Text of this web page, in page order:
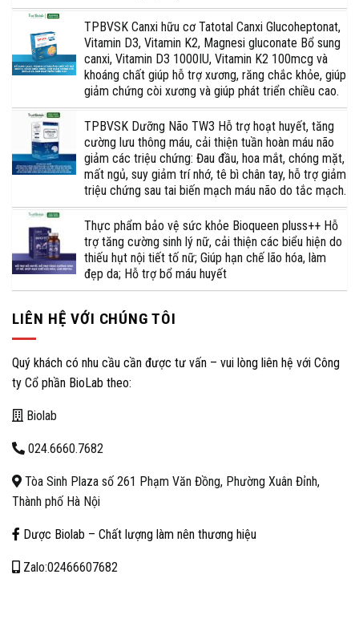
TPBVSK Canxi hữu cơ Tatotal Canxi Glucoheptonat,
Vitamin D3, Vitamin K2, Magnesi gluconate Bổ sung
canxi, Vitamin D3 1000IU, Vitamin K2 100mcg và
khoáng chất giúp hỗ trợ xương, răng chắc khỏe, giúp
giảm chứng còi xương và giúp phát triển chiều cao.
TPBVSK Dưỡng Não TW3 Hỗ trợ hoạt huyết, tăng
cường lưu thông máu, cải thiện tuần hoàn máu não
giảm các triệu chứng: Đau đầu, hoa mắt, chóng mặt,
mất ngủ, suy giảm trí nhớ, tê bì chân tay, hỗ trợ giảm
triệu chứng sau tai biến mạch máu não do tắc mạch.
Thực phẩm bảo vệ sức khỏe Bioqueen pluss++ Hỗ
trợ tăng cường sinh lý nữ, cải thiện các biểu hiện do
thiếu hụt nội tiết tố nữ; Giúp hạn chế lão hóa, làm
đẹp da; Hỗ trợ bổ máu huyết
LIÊN HỆ VỚI CHÚNG TÔI
Quý khách có nhu cầu cần được tư vấn – vui lòng liên hệ với Công
ty Cổ phần BioLab theo:
Biolab
024.6660.7682
Tòa Sinh Plaza số 261 Phạm Văn Đồng, Phường Xuân Đỉnh,
Thành phố Hà Nội
Dược Biolab – Chất lượng làm nên thương hiệu
Zalo:02466607682